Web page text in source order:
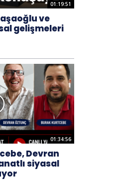
01:19:51
ve
gelişmeleri
01:34:56
Devran
siyasal